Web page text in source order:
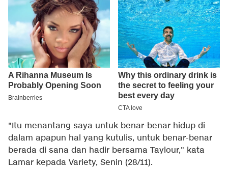
"Itu menantang saya untuk benar-benar hidup di
dalam apapun hal yang kutulis, untuk benar-benar
berada di sana dan hadir bersama Taylour," kata
Lamar kepada Variety, Senin (28/11).